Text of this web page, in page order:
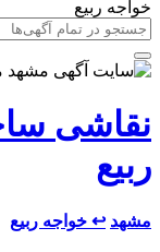
خواجه ربیع
نقاشی
ربیع
مشهد ↩ خواجه ربیع